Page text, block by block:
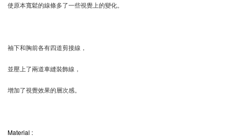
使原本寬鬆的線條多了一些視覺上的變化。
袖下和胸前各有四道剪接線，
並壓上了兩道車縫裝飾線，
增加了視覺效果的層次感。
Material :